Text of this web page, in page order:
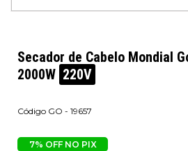
Secador de Cabelo Mondial
2000W 220V
GO - 19657
7% OFF NO PIX